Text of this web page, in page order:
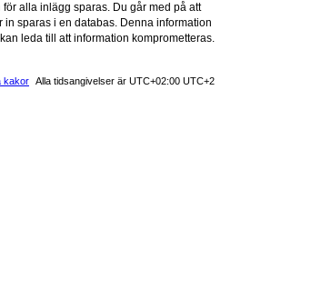
alla inlägg sparas. Du går med på att
in sparas i en databas. Denna information
leda till att information komprometteras.
Alla tidsangivelser är UTC+02:00 UTC+2
kakor